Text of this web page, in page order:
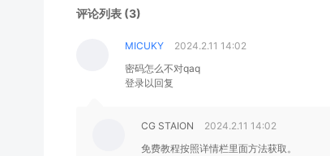
评论列表 (3)
MICUKY
2024.2.11 14:02
密码怎么不对qaq
登录以回复
CG STAION
2024.2.11 14:02
免费教程按照详情栏里面方法获取。